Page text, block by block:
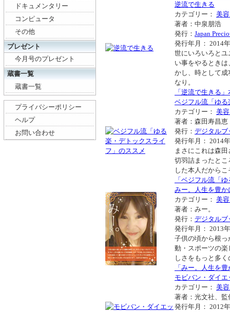
逆流で生きる
カテゴリー： 美
著者：中泉朋浩
発行： Japan
発行年月： 2014
世にいろいろと
い事をやるとき
かし、時として
なり。
「逆流で生きる
ベジフル流「ゆ
カテゴリー： 美
著者：森田寿昌恵
発行： デジタルブ
発行年月： 2014
まさにこれは森
切羽詰まったと
した本人だから
「ベジフル流「
みー。人生を豊
カテゴリー： 美
著者：みー。
発行： デジタルブ
発行年月： 2013
子供の頃から根
動・スポーツの
しさをもっと多
「みー。人生を
モビバン・ダイエ
カテゴリー： 美
著者：光文社、
発行年月： 2012
ドキュメンタリー
コンピュータ
その他
プレゼント
今月号のプレゼント
蔵書一覧
蔵書一覧
プライバシーポリシー
ヘルプ
お問い合わせ